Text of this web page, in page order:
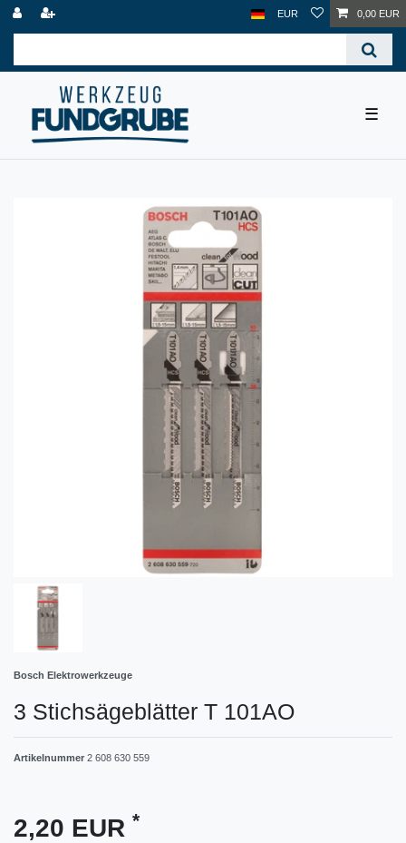
EUR 0,00 EUR
☰
Bosch Elektrowerkzeuge
3 Stichsägeblätter T 101AO
Artikelnummer 2 608 630 559
2,20 EUR *